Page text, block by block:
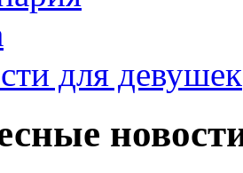
для девушек